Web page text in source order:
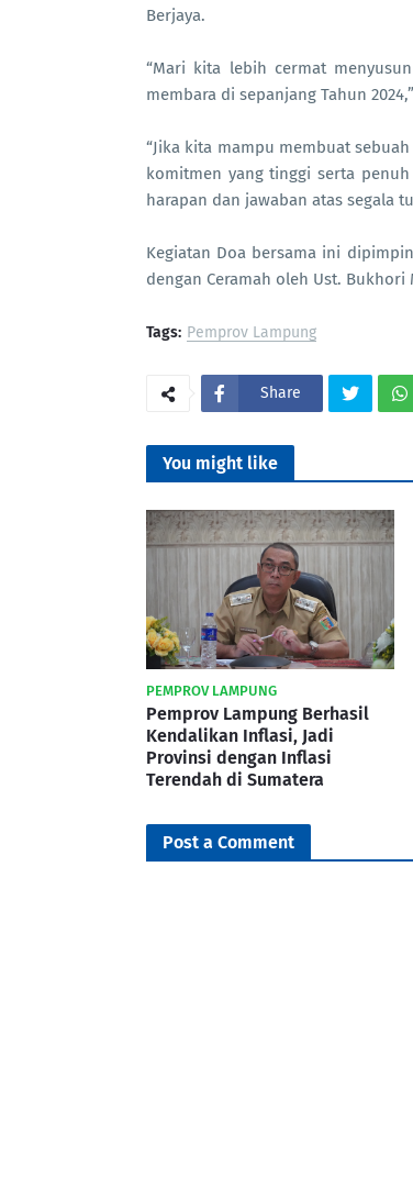
Berjaya.
“Mari kita lebih cermat
membara di sepanjang Tahun
“Jika kita mampu membuat
komitmen yang tinggi serta
harapan dan jawaban atas segala
Kegiatan Doa bersama ini
dengan Ceramah oleh Ust.
Tags: Pemprov Lampung
Share
You might like
PEMPROV LAMPUNG
Pemprov Lampung Berhasil
Kendalikan Inflasi, Jadi
Provinsi dengan Inflasi
Terendah di Sumatera
Post a Comment